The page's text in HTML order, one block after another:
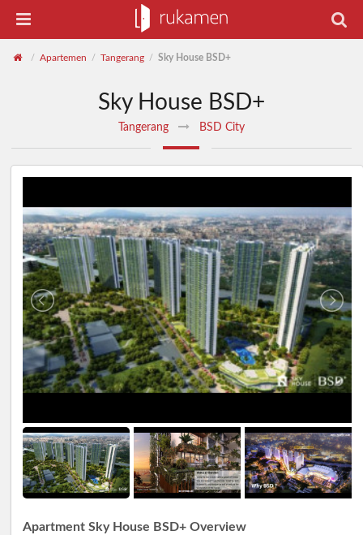
/ Apartemen / Tangerang / Sky House BSD+
Sky House BSD+
Tangerang BSD City
Apartment Sky House BSD+ Overview